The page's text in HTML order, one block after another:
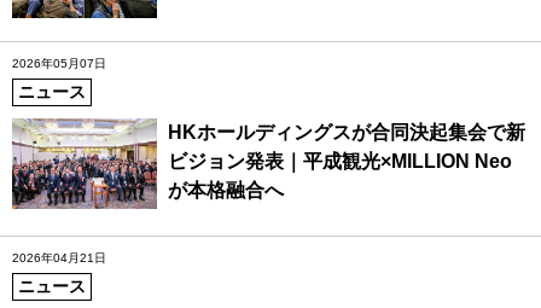
2026年05月07日
ニュース
HKホールディングスが合同決起集会で新
ビジョン発表｜平成観光×MILLION Neo
が本格融合へ
2026年04月21日
ニュース